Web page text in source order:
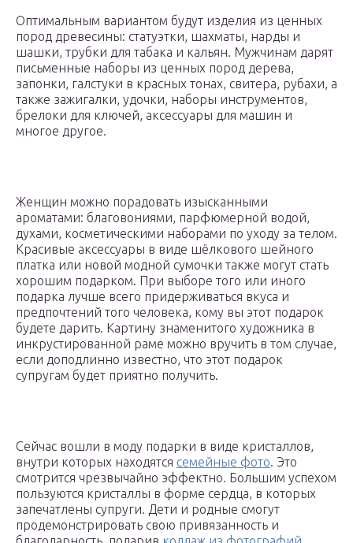
Оптимальным вариантом будут изделия из ценных
пород древесины: статуэтки, шахматы, нарды и
шашки, трубки для табака и кальян. Мужчинам дарят
письменные наборы из ценных пород дерева,
запонки, галстуки в красных тонах, свитера, рубахи, а
также зажигалки, удочки, наборы инструментов,
брелоки для ключей, аксессуары для машин и
многое другое.
Женщин можно порадовать изысканными
ароматами: благовониями, парфюмерной водой,
духами, косметическими наборами по уходу за телом.
Красивые аксессуары в виде шёлкового шейного
платка или новой модной сумочки также могут стать
хорошим подарком. При выборе того или иного
подарка лучше всего придерживаться вкуса и
предпочтений того человека, кому вы этот подарок
будете дарить. Картину знаменитого художника в
инкрустированной раме можно вручить в том случае,
если доподлинно известно, что этот подарок
супругам будет приятно получить.
Сейчас вошли в моду подарки в виде кристаллов,
внутри которых находятся семейные фото. Это
смотрится чрезвычайно эффектно. Большим успехом
пользуются кристаллы в форме сердца, в которых
запечатлены супруги. Дети и родные смогут
продемонстрировать свою привязанность и